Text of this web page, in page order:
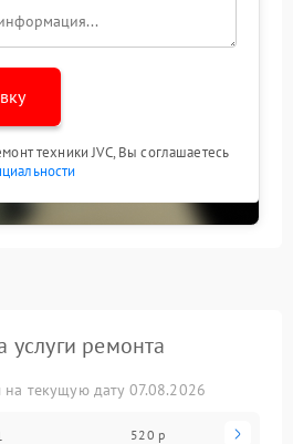
техники JVC, Вы соглашаетесь
услуги ремонта
текущую дату 07.08.2026
520 р